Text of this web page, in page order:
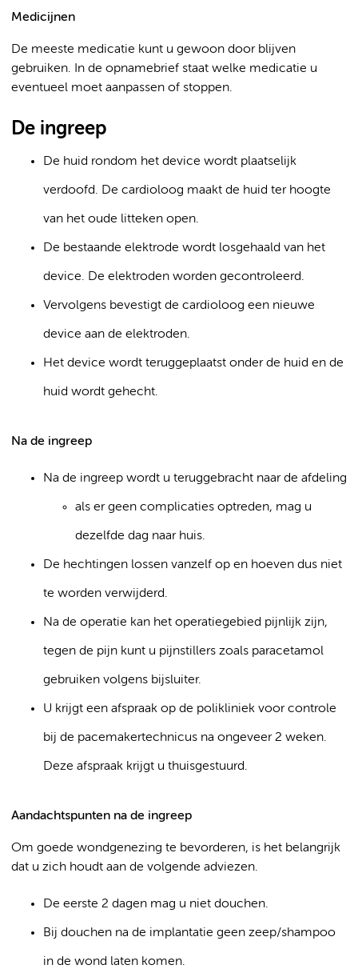
Medicijnen
De meeste medicatie kunt u gewoon door blijven
gebruiken. In de opnamebrief staat welke medicatie u
eventueel moet aanpassen of stoppen.
De ingreep
De huid rondom het device wordt plaatselijk
verdoofd. De cardioloog maakt de huid ter hoogte
van het oude litteken open.
De bestaande elektrode wordt losgehaald van het
device. De elektroden worden gecontroleerd.
Vervolgens bevestigt de cardioloog een nieuwe
device aan de elektroden.
Het device wordt teruggeplaatst onder de huid en de
huid wordt gehecht.
Na de ingreep
Na de ingreep wordt u teruggebracht naar de afdeling
als er geen complicaties optreden, mag u
dezelfde dag naar huis.
De hechtingen lossen vanzelf op en hoeven dus niet
te worden verwijderd.
Na de operatie kan het operatiegebied pijnlijk zijn,
tegen de pijn kunt u pijnstillers zoals paracetamol
gebruiken volgens bijsluiter.
U krijgt een afspraak op de polikliniek voor controle
bij de pacemakertechnicus na ongeveer 2 weken.
Deze afspraak krijgt u thuisgestuurd.
Aandachtspunten na de ingreep
Om goede wondgenezing te bevorderen, is het belangrijk
dat u zich houdt aan de volgende adviezen.
De eerste 2 dagen mag u niet douchen.
Bij douchen na de implantatie geen zeep/shampoo
in de wond laten komen.